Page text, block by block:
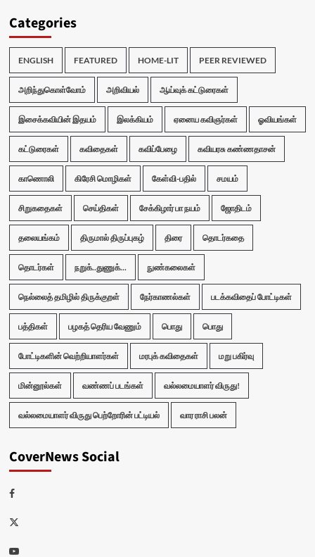
Categories
ENGLISH FEATURED HOME-LIT PEER REVIEWED
அறிந்துகொள்வோம் அறிவியல் ஆய்வுக் கட்டுரைகள்
இசைக்கவியின் இதயம் இலக்கியம் ஏனைய கவிஞர்கள் ஓவியங்கள்
கட்டுரைகள் கவிதைகள் கவிப்பேழை கவியரசு கண்ணதாசன்
காணொலி கிரேசி மொழிகள் கேள்வி-பதில் சமயம்
சிறுகதைகள் செய்திகள் சேக்கிழார் பா நயம் ஜோதிடம்
தலையங்கம் திருமால் திருப்புகழ் திரை தொடர்கதை
தொடர்கள் நறுக்..துணுக்... நுண்கலைகள்
நெல்லைத் தமிழில் திருக்குறள் நேர்காணல்கள் படக்கவிதைப் போட்டிகள்
பத்திகள் பழகத் தெரிய வேணும் பொது பொது
போட்டிகளின் வெற்றியாளர்கள் மரபுக் கவிதைகள் மறு பகிர்வு
மின்னூல்கள் வண்ணப் படங்கள் வல்லமையாளர் விருது!
வல்லமையாளர் விருது பெற்றோரின் பட்டியல் வார ராசி பலன்
CoverNews Social
Facebook
Twitter
Youtube